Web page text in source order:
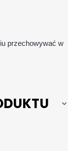
przechowywać w